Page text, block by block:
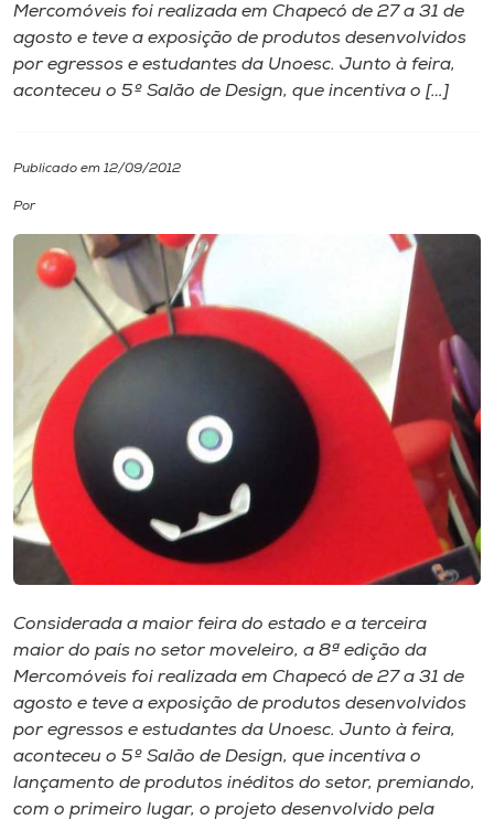
Internacionalização
Cultura
Biblioteca
Editora
Rádio
Museu
Unoesc
Store
Selecione
Mercomóveis foi realizada em Chapecó de 27 a 31 de
agosto e teve a exposição de produtos desenvolvidos
por egressos e estudantes da Unoesc. Junto à feira,
aconteceu o 5º Salão de Design, que incentiva o […]
Publicado em 12/09/2012
Por
Considerada a maior feira do estado e a terceira
maior do país no setor moveleiro, a 8ª edição da
Mercomóveis foi realizada em Chapecó de 27 a 31 de
agosto e teve a exposição de produtos desenvolvidos
por egressos e estudantes da Unoesc. Junto à feira,
aconteceu o 5º Salão de Design, que incentiva o
lançamento de produtos inéditos do setor, premiando,
com o primeiro lugar, o projeto desenvolvido pela